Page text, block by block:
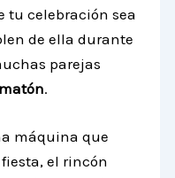
tu celebración sea
de ella durante
parejas
.
máquina que
el rincón